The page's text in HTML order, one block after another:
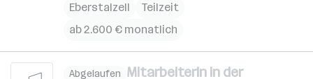
Eberstalzell
Teilzeit
ab 2.600 € monatlich
Abgelaufen MitarbeiterIn in der